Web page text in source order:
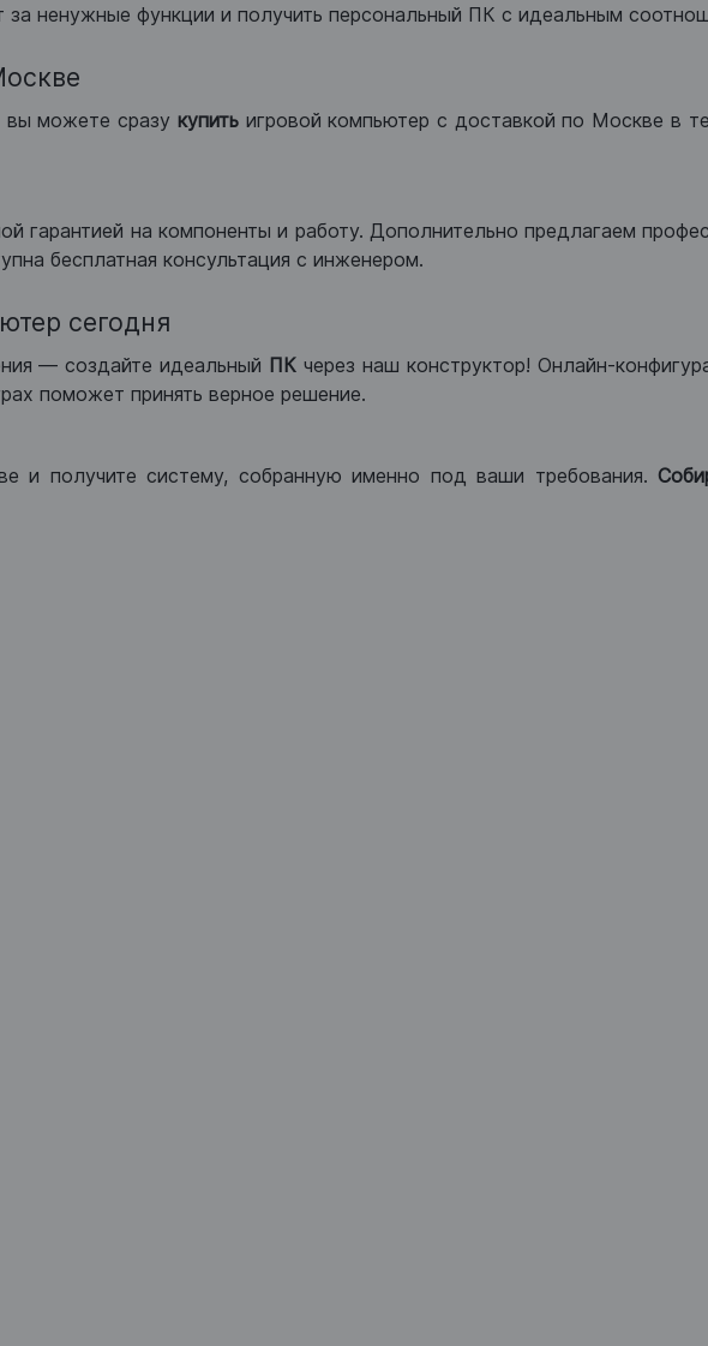
за ненужные функции и получить персональный ПК с идеальным
вы можете сразу купитьигровой компьютер с доставкой по Москве в
гарантией на компоненты и работу. Дополнительно предлагаем
бесплатная консультация с инженером.
сегодня
— создайте идеальный ПК через наш конструктор! Онлайн-
поможет принять верное решение.
и получите систему, собранную именно под ваши требования.